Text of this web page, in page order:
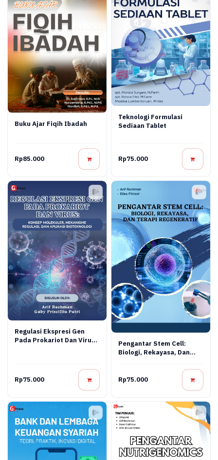
Buku Ajar Fiqih Ibadah
Rp85.000
Teknologi Formulasi
Sediaan Tablet
Rp75.000
Regulasi Ekspresi Gen
Pada Prokariot Dan Virus:
Rp75.000
Pengantar Stem Cell:
Biologi, Rekayasa, Dan
Rp75.000